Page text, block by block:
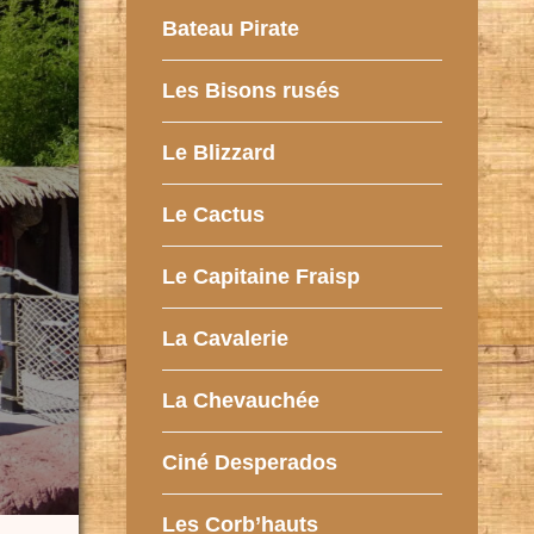
Bateau Pirate
Les Bisons rusés
Le Blizzard
Le Cactus
Le Capitaine Fraisp
La Cavalerie
La Chevauchée
Ciné Desperados
Les Corb’hauts